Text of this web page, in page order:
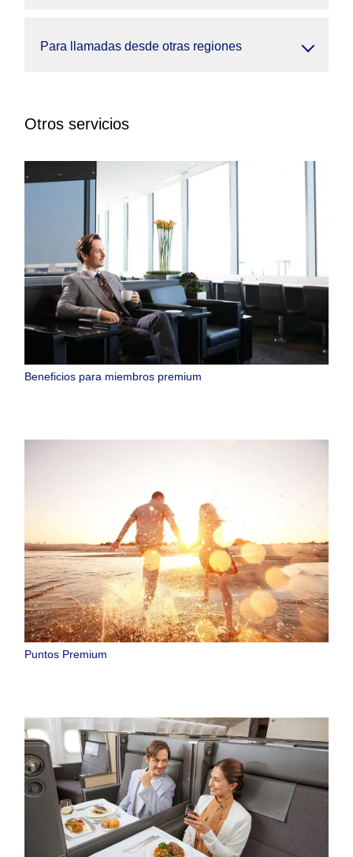
Para llamadas desde otras regiones
Otros servicios
Beneficios para miembros premium
Puntos Premium